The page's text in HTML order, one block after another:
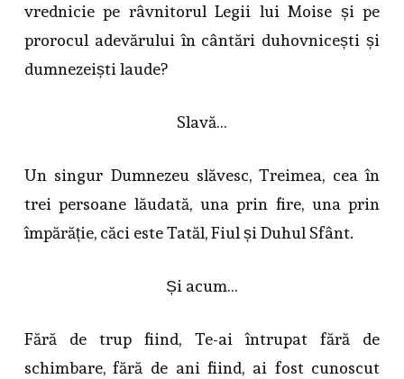
vrednicie pe râvnitorul Legii lui Moise și pe
prorocul adevărului în cântări duhovnicești și
dumnezeiști laude?
Slavă…
Un singur Dumnezeu slăvesc, Treimea, cea în
trei persoane lăudată, una prin fire, una prin
împărăție, căci este Tatăl, Fiul și Duhul Sfânt.
Și acum…
Fără de trup fiind, Te-ai întrupat fără de
schimbare, fără de ani fiind, ai fost cunoscut